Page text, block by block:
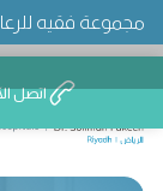
مجموعة فقيه
اتصل